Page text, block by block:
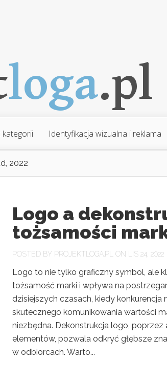
kategorii Identyfikacja wizualna i reklama
2022
Logo a
tożsamości
POSTED BY PROJEKTLOGA.PL ON LIS 24, 2022
Logo to nie tylko graficzny symbol, ale
tożsamość marki i wpływa na
dzisiejszych czasach, kiedy konkurencja
skutecznego komunikowania wartości
niezbędna. Dekonstrukcja logo,
elementów, pozwala odkryć głębsze
w odbiorcach. Warto...